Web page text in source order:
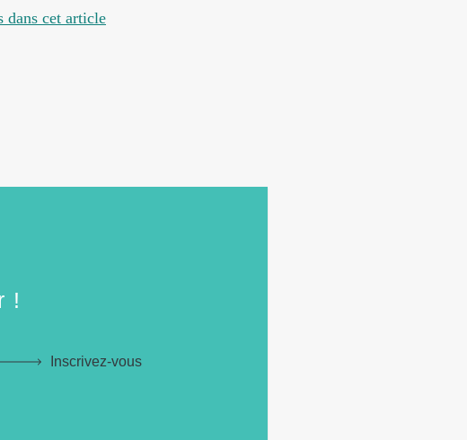
dans cet article
!
Inscrivez-vous